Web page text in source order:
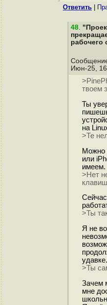
Ответить
48.
рабочего
Июн-25,
твоем
Ты
на
>Те
Можно
или
имеем.
>Нет
>Ты
Я не
удавке.
>Ты
Зачем
мне